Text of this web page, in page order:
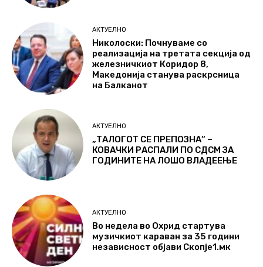
АКТУЕЛНО
Николоски: Почнуваме со
реализација на третата секција од
железничкиот Коридор 8,
Македонија станува раскрсница
на Балканот
АКТУЕЛНО
„ТАЛОГОТ СЕ ПРЕПОЗНА“ –
КОВАЧКИ РАСПАЛИ ПО СДСМ ЗА
ГОДИНИТЕ НА ЛОШО ВЛАДЕЕЊЕ
АКТУЕЛНО
Во недела во Охрид стартува
музичкиот караван за 35 години
независност објави Скопје1.мк